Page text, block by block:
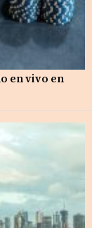
en vivo en